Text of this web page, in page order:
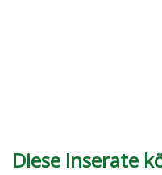
Diese Inserate